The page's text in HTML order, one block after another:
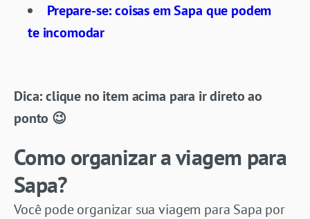
Prepare-se: coisas em Sapa que podem
te incomodar
Dica: clique no item acima para ir direto ao
ponto 😉
Como organizar a viagem para
Sapa?
Você pode organizar sua viagem para Sapa por